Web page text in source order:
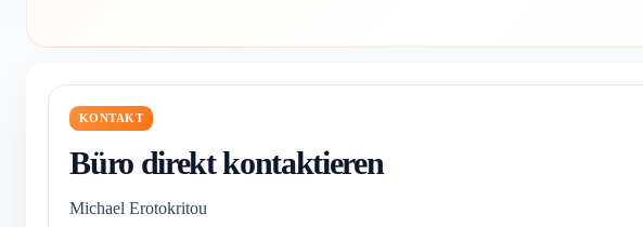
KONTAKT
Büro direkt kontaktieren
Michael Erotokritou